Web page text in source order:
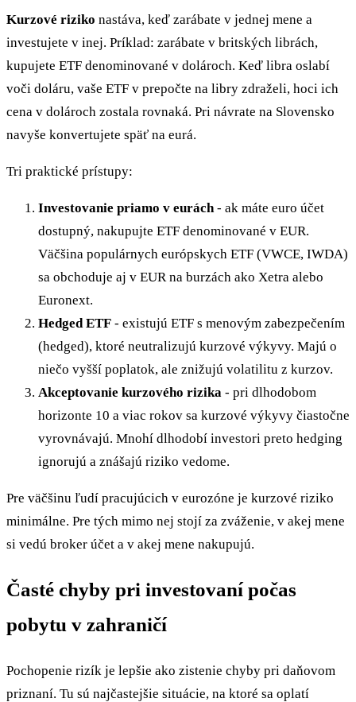
Kurzové riziko nastáva, keď zarábate v jednej mene a
investujete v inej. Príklad: zarábate v britských librách,
kupujete ETF denominované v dolároch. Keď libra oslabí
voči doláru, vaše ETF v prepočte na libry zdraželi, hoci ich
cena v dolároch zostala rovnaká. Pri návrate na Slovensko
navyše konvertujete späť na eurá.
Tri praktické prístupy:
Investovanie priamo v eurách- ak máte euro účet
dostupný, nakupujte ETF denominované v EUR.
Väčšina populárnych európskych ETF (VWCE, IWDA)
sa obchoduje aj v EUR na burzách ako Xetra alebo
Euronext.
Hedged ETF - existujú ETF s menovým zabezpečením
(hedged), ktoré neutralizujú kurzové výkyvy. Majú o
niečo vyšší poplatok, ale znižujú volatilitu z kurzov.
Akceptovanie kurzového rizika - pri dlhodobom
horizonte 10 a viac rokov sa kurzové výkyvy čiastočne
vyrovnávajú. Mnohí dlhodobí investori preto hedging
ignorujú a znášajú riziko vedome.
Pre väčšinu ľudí pracujúcich v eurozóne je kurzové riziko
minimálne. Pre tých mimo nej stojí za zváženie, v akej mene
si vedú broker účet a v akej mene nakupujú.
Časté chyby pri investovaní počas
pobytu v zahraničí
Pochopenie rizík je lepšie ako zistenie chyby pri daňovom
priznaní. Tu sú najčastejšie situácie, na ktoré sa oplatí